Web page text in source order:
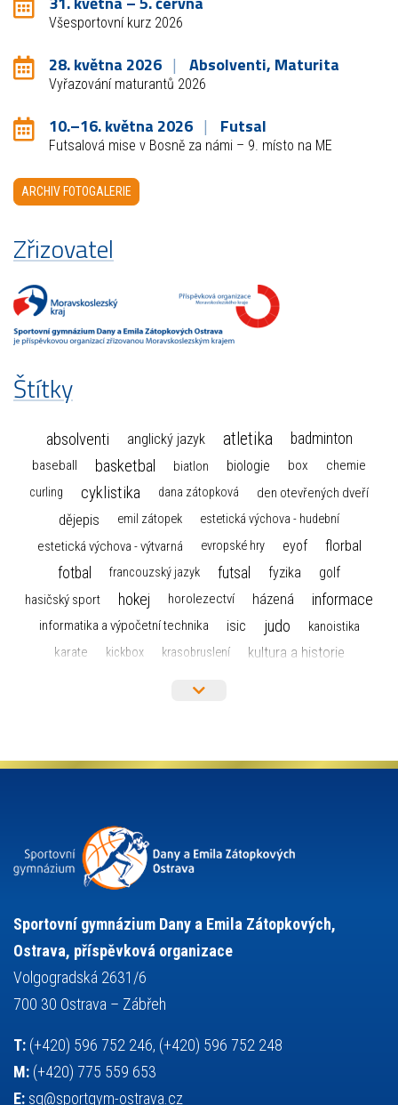
Všesportovní kurz 2026
28. května 2026 Absolventi, Maturita
Vyřazování maturantů 2026
10.–16. května 2026 Futsal
Futsalová mise v Bosně za námi – 9. místo na ME
ARCHIV FOTOGALERIE
Zřizovatel
Štítky
absolventi anglický jazyk atletika badminton
baseball basketbal biatlon biologie box chemie
curling cyklistika dana zátopková den otevřených dveří
dějepis emil zátopek estetická výchova - hudební
estetická výchova - výtvarná evropské hry eyof florbal
fotbal francouzský jazyk futsal fyzika golf
hasičský sport hokej horolezectví házená informace
informatika a výpočetní technika isic judo
kanoistika
karate
kickbox krasobruslení
kultura a historie
olympiáda dětí a mládeže organizace plavání
snowboarding
sportovní gymnastika sportovní lezení
stolní tenis střelba
teorie sportovní přípravy
tělesná výchova
událost
volejbal
vybavení vysvědčení vzpírání
výuka všesportovní výcvikový kurz
základy společenských věd
Sportovní gymnázium Dany a Emila Zátopkových,
Ostrava, příspěvková organizace
Volgogradská 2631/6
700 30 Ostrava – Zábřeh
T: (+420) 596 752 246, (+420) 596 752 248
M: (+420) 775 559 653
E: sg@sportgym-ostrava.cz